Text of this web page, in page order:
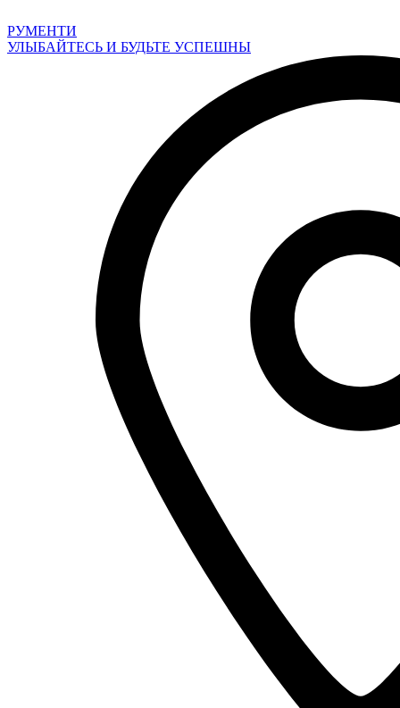
к
содержимому
РУМЕНТИ
УЛЫБАЙТЕСЬ И БУДЬТЕ УСПЕШНЫ